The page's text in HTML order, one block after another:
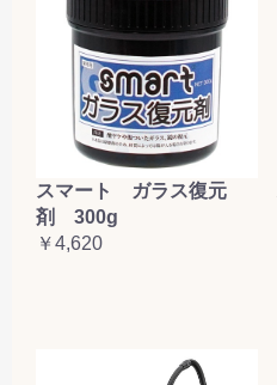
スマート ガラス復元
剤 300g
￥4,620